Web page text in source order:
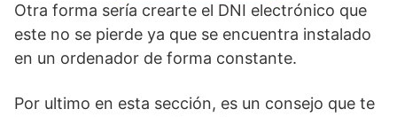
Otra forma sería crearte el DNI electrónico que
este no se pierde ya que se encuentra instalado
en un ordenador de forma constante.
Por ultimo en esta sección, es un consejo que te